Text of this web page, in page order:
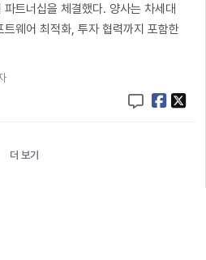
트너십을 체결했다. 양사는 차세대
웨어 최적화, 투자 협력까지 포함한
더 보기